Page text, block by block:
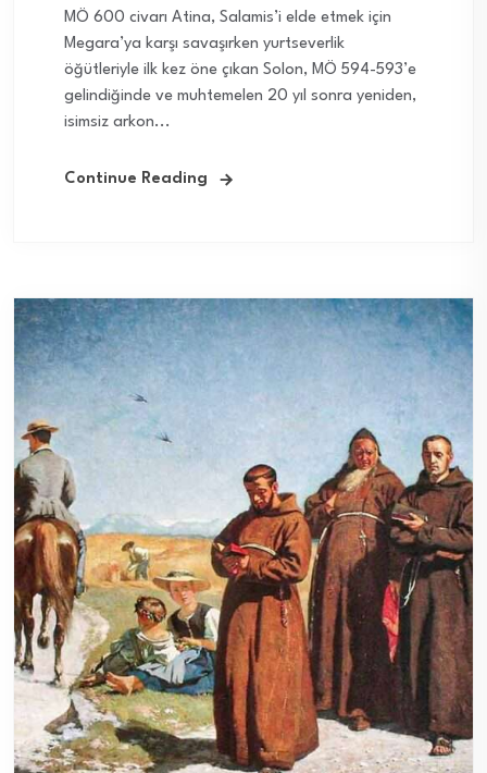
MÖ 600 civarı Atina, Salamis’i elde etmek için
Megara’ya karşı savaşırken yurtseverlik
öğütleriyle ilk kez öne çıkan Solon, MÖ 594-593’e
gelindiğinde ve muhtemelen 20 yıl sonra yeniden,
isimsiz arkon...
Continue Reading